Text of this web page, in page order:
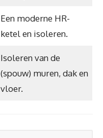
Een moderne HR-
ketel en isoleren.
Isoleren van de
(spouw) muren, dak en
vloer.